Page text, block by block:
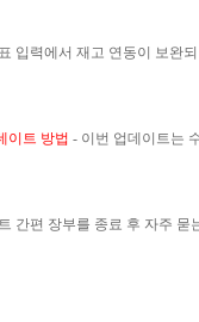
입력에서 재고 연동이 보완
이트 방법 - 이번 업데이트는
간편 장부를 종료 후 자주